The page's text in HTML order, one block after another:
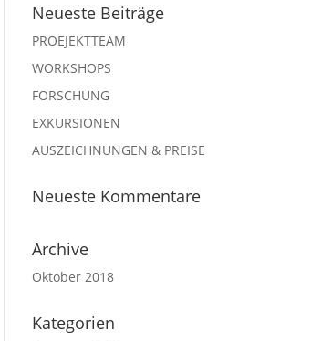
Neueste Beiträge
PROEJEKTTEAM
WORKSHOPS
FORSCHUNG
EXKURSIONEN
AUSZEICHNUNGEN & PREISE
Neueste Kommentare
Archive
Oktober 2018
Kategorien